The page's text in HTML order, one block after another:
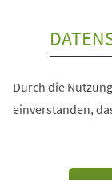
Durch die
einverstanden,